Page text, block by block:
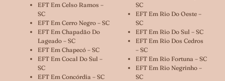
EFT Em Celso Ramos –
SC
EFT Em Cerro Negro – SC
EFT Em Chapadão Do
Lageado – SC
EFT Em Chapecó – SC
EFT Em Cocal Do Sul –
SC
EFT Em Concórdia – SC
SC
EFT Em Rio Do Oeste –
SC
EFT Em Rio Do Sul – SC
EFT Em Rio Dos Cedros
– SC
EFT Em Rio Fortuna – SC
EFT Em Rio Negrinho –
SC